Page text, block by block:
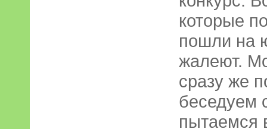
которые
пошли на
жалеют.
сразу же
беседуем
пытаемся